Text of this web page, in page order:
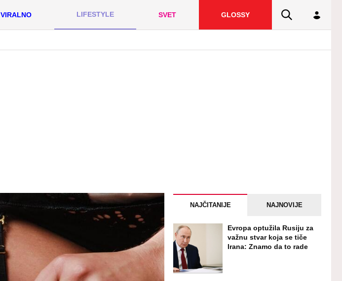
VIRALNO LIFESTYLE SVET GLOSSY
NAJČITANIJE NAJNOVIJE
Evropa optužila Rusiju za
važnu stvar koja se tiče
Irana: Znamo da to rade